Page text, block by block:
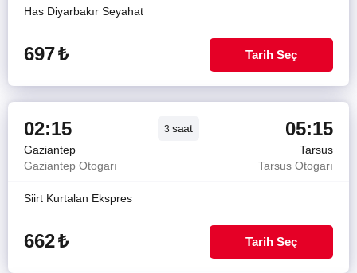
Has Diyarbakır Seyahat
697₺ Tarih Seç
02:15 3 saat 05:15
Gaziantep
Tarsus
Gaziantep Otogarı
Tarsus Otogarı
Siirt Kurtalan Ekspres
662₺ Tarih Seç